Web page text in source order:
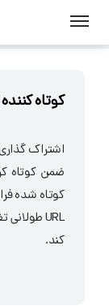
صفحه نخست
کوتاه
کوتاه شده
کند.